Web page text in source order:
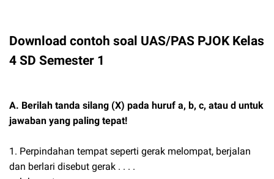
Download contoh soal UAS/PAS PJOK Kelas
4 SD Semester 1
A. Berilah tanda silang (X) pada huruf a, b, c, atau d untuk
jawaban yang paling tepat!
1. Perpindahan tempat seperti gerak melompat, berjalan
dan berlari disebut gerak . . . .